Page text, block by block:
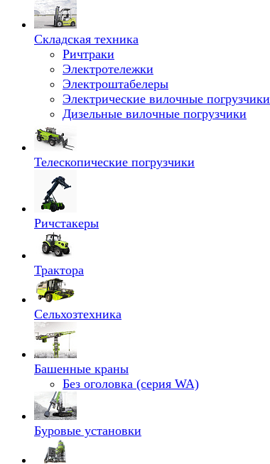
Складская техника
Ричтраки
Электротележки
Электроштабелеры
Электрические вилочные погрузчики
Дизельные вилочные погрузчики
Телескопические погрузчики
Ричстакеры
Трактора
Сельхозтехника
Башенные краны
Без оголовка (серия WA)
Буровые установки